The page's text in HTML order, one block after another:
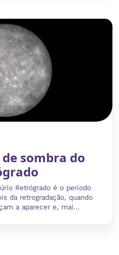
sombra do
Retrógrado é o período
da retrogradação, quando
a aparecer e, mai...